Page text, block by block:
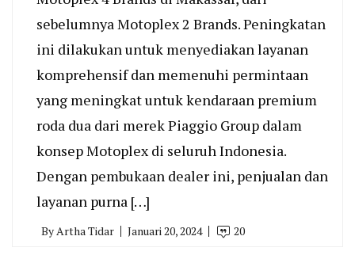
sebelumnya Motoplex 2 Brands. Peningkatan
ini dilakukan untuk menyediakan layanan
komprehensif dan memenuhi permintaan
yang meningkat untuk kendaraan premium
roda dua dari merek Piaggio Group dalam
konsep Motoplex di seluruh Indonesia.
Dengan pembukaan dealer ini, penjualan dan
layanan purna […]
By Artha Tidar Januari 20, 2024 20